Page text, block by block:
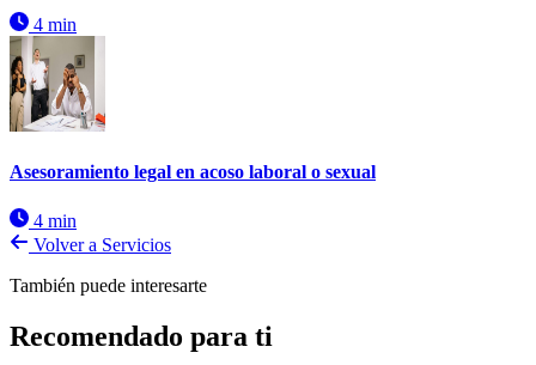
4 min
Asesoramiento legal en acoso laboral o sexual
4 min
Volver a Servicios
También puede interesarte
Recomendado para ti